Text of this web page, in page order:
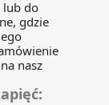
lub do
gdzie
nasz